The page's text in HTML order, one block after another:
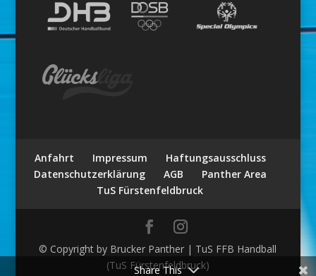
Anfahrt Impressum
Haftungsausschluss
Datenschutzerklärung
AGB
Panther Area
TuS Fürstenfeldbruck
© Copyright by Brucker Panther | TuS FFB Handball
(TuS Fürstenfeldbruck)
Share This